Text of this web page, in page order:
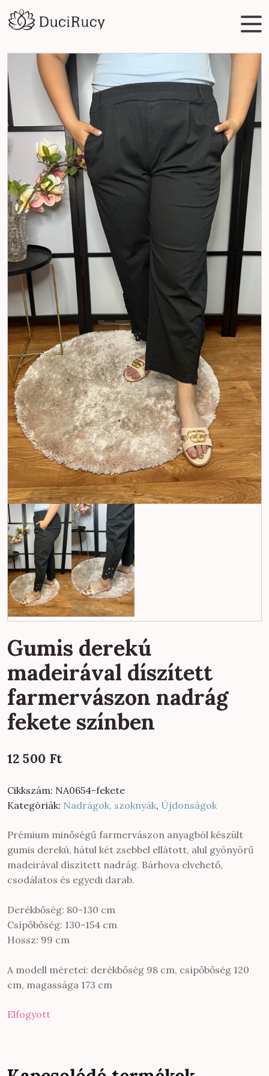
Gumis derekú
madeirával díszített
farmervászon nadrág
fekete színben
12 500 Ft
Cikkszám: NA0654-fekete
Kategóriák: Nadrágok, szoknyák, Újdonságok
Prémium minőségű farmervászon anyagból készült
gumis derekú, hátul két zsebbel ellátott, alul gyönyörű
madeirával díszített nadrág. Bárhova elvehető,
csodálatos és egyedi darab.
Derékbőség: 80-130 cm
Csípőbőség: 130-154 cm
Hossz: 99 cm
A modell méretei: derékbőség 98 cm, csípőbőség 120
cm, magassága 173 cm
Elfogyott